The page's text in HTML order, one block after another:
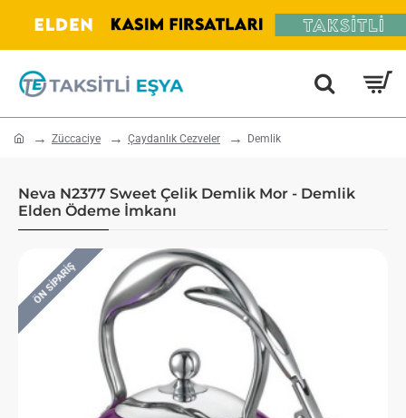
home Züccaciye Çaydanlık Cezveler Demlik
Neva N2377 Sweet Çelik Demlik Mor - Demlik
Elden Ödeme İmkanı
ÖN SIPARIŞ